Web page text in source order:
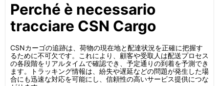
Perché è necessario
tracciare CSN Cargo
CSNカーゴの追跡は、荷物の現在地と配達状況を正確に把握す
るために不可欠です。これにより、顧客や受取人は配送プロセス
の各段階をリアルタイムで確認でき、予定通りの到着を予測でき
ます。トラッキング情報は、紛失や遅延などの問題が発生した場
合にも迅速な対応を可能にし、信頼性の高いサービス提供につな